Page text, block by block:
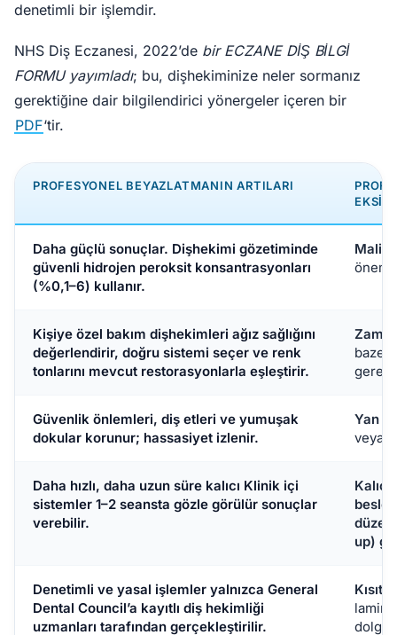
denetimli bir işlemdir.
NHS Diş Eczanesi, 2022’de bir ECZANE DİŞ BİLGİ
FORMU yayımladı; bu, dişhekiminize neler sormanız
gerektiğine dair bilgilendirici yönergeler içeren bir
PDF‘tir.
PROFESYONEL BEYAZLATMANIN ARTILARI
Daha güçlü sonuçlar. Dişhekimi gözetiminde
güvenli hidrojen peroksit konsantrasyonları
(%0,1–6) kullanır.
Kişiye özel bakım dişhekimleri ağız sağlığını
değerlendirir, doğru sistemi seçer ve renk
tonlarını mevcut restorasyonlarla eşleştirir.
Güvenlik önlemleri, diş etleri ve yumuşak
dokular korunur; hassasiyet izlenir.
Yan
veya
Daha hızlı, daha uzun süre kalıcı Klinik içi
sistemler 1–2 seansta gözle görülür sonuçlar
verebilir.
up)
Denetimli ve yasal işlemler yalnızca General
Dental Council’a kayıtlı diş hekimliği
uzmanları tarafından gerçekleştirilir.